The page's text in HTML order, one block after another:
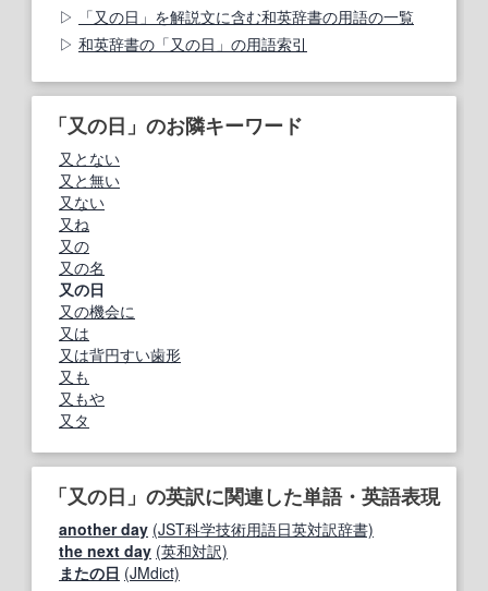
「又の日」を解説文に含む和英辞書の用語の一覧
和英辞書の「又の日」の用語索引
「又の日」のお隣キーワード
又とない
又と無い
又ない
又ね
又の
又の名
又の日
又の機会に
又は
又は背円すい歯形
又も
又もや
又タ
「又の日」の英訳に関連した単語・英語表現
another day (JST科学技術用語日英対訳辞書)
the next day (英和対訳)
またの日 (JMdict)